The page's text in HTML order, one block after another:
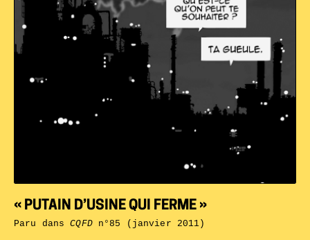
« PUTAIN D’USINE QUI FERME »
Paru dansCQFDn°85 (janvier 2011)